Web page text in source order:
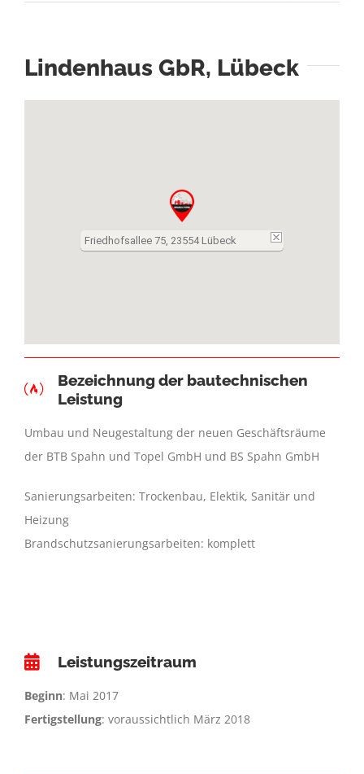
Lindenhaus GbR, Lübeck
Friedhofsallee 75, 23554 Lübeck
Bezeichnung der bautechnischen
Leistung
Umbau und Neugestaltung der neuen Geschäftsräume
der BTB Spahn und Topel GmbH und BS Spahn GmbH
Sanierungsarbeiten: Trockenbau, Elektik, Sanitär und
Heizung
Brandschutzsanierungsarbeiten: komplett
Leistungszeitraum
Beginn: Mai 2017
Fertigstellung: voraussichtlich März 2018